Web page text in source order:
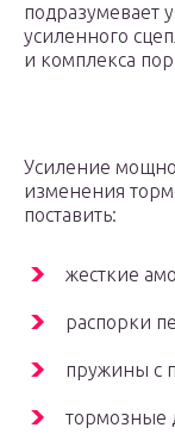
подразумевает
усиленного
и комплекса
Усиление
изменения
поставить:
жесткие
распорки
пружины с
тормозные